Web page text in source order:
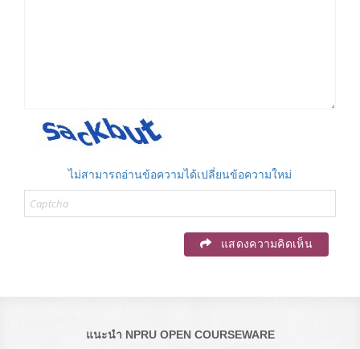
ไม่สามารถอ่านข้อความได้เปลี่ยนข้อความใหม่
แสดงความคิดเห็น
แนะนำ NPRU OPEN COURSEWARE